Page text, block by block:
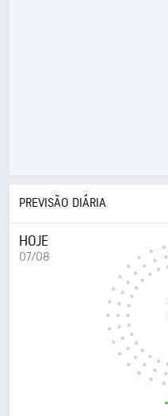
PREVISÃO DIÁRIA
HOJE
07/08